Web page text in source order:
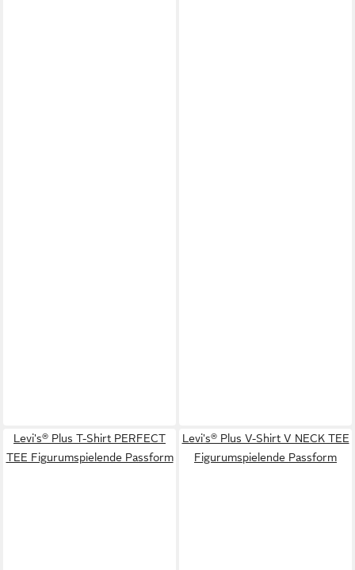
Levi's® Plus T-Shirt PERFECT
TEE Figurumspielende Passform
Levi's® Plus V-Shirt V NECK TEE
Figurumspielende Passform